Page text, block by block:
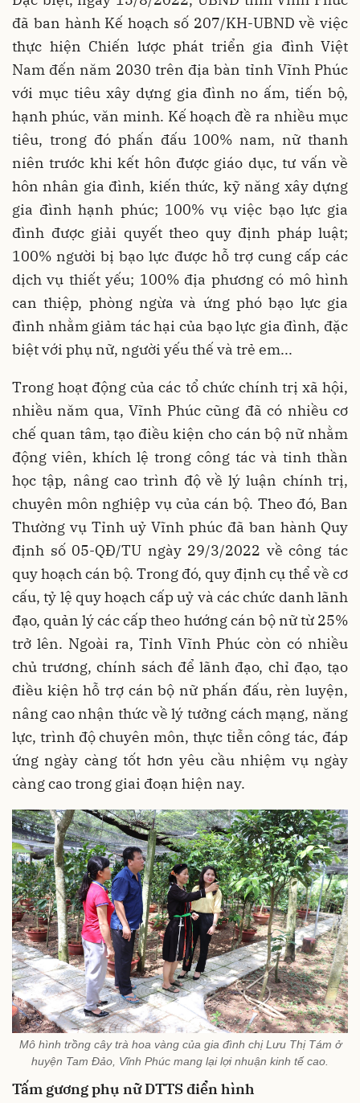
đã ban hành Kế hoạch số 207/KH-UBND về việc
thực hiện Chiến lược phát triển gia đình Việt
Nam đến năm 2030 trên địa bàn tỉnh Vĩnh Phúc
với mục tiêu xây dựng gia đình no ấm, tiến bộ,
hạnh phúc, văn minh. Kế hoạch đề ra nhiều mục
tiêu, trong đó phấn đấu 100% nam, nữ thanh
niên trước khi kết hôn được giáo dục, tư vấn về
hôn nhân gia đình, kiến thức, kỹ năng xây dựng
gia đình hạnh phúc; 100% vụ việc bạo lực gia
đình được giải quyết theo quy định pháp luật;
100% người bị bạo lực được hỗ trợ cung cấp các
dịch vụ thiết yếu; 100% địa phương có mô hình
can thiệp, phòng ngừa và ứng phó bạo lực gia
đình nhằm giảm tác hại của bạo lực gia đình, đặc
biệt với phụ nữ, người yếu thế và trẻ em...
Trong hoạt động của các tổ chức chính trị xã hội,
nhiều năm qua, Vĩnh Phúc cũng đã có nhiều cơ
chế quan tâm, tạo điều kiện cho cán bộ nữ nhằm
động viên, khích lệ trong công tác và tinh thần
học tập, nâng cao trình độ về lý luận chính trị,
chuyên môn nghiệp vụ của cán bộ. Theo đó, Ban
Thường vụ Tỉnh uỷ Vĩnh phúc đã ban hành Quy
định số 05-QĐ/TU ngày 29/3/2022 về công tác
quy hoạch cán bộ. Trong đó, quy định cụ thể về cơ
cấu, tỷ lệ quy hoạch cấp uỷ và các chức danh lãnh
đạo, quản lý các cấp theo hướng cán bộ nữ từ 25%
trở lên. Ngoài ra, Tỉnh Vĩnh Phúc còn có nhiều
chủ trương, chính sách để lãnh đạo, chỉ đạo, tạo
điều kiện hỗ trợ cán bộ nữ phấn đấu, rèn luyện,
nâng cao nhận thức về lý tưởng cách mạng, năng
lực, trình độ chuyên môn, thực tiễn công tác, đáp
ứng ngày càng tốt hơn yêu cầu nhiệm vụ ngày
càng cao trong giai đoạn hiện nay.
Mô hình trồng cây trà hoa vàng của gia đình chị Lưu Thị Tám ở
huyện Tam Đảo, Vĩnh Phúc mang lại lợi nhuận kinh tế cao.
Tấm gương phụ nữ DTTS điển hình